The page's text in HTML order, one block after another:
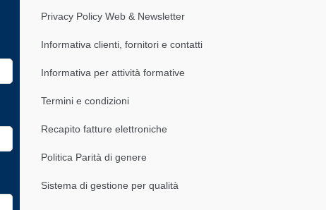
Privacy Policy Web & Newsletter
Informativa clienti, fornitori e contatti
Informativa per attività formative
Termini e condizioni
Recapito fatture elettroniche
Politica Parità di genere
Sistema di gestione per qualità